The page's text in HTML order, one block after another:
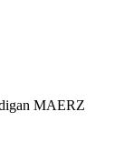
MAERZ